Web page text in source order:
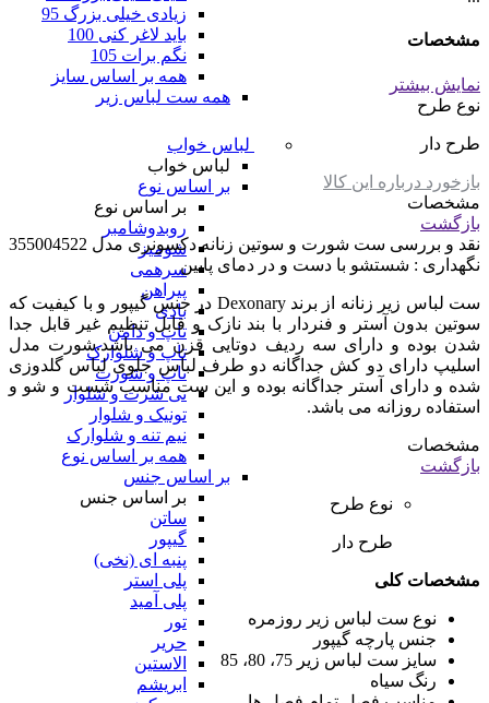
زیادی خیلی بزرگ 95
باید لاغر کنی 100
نگم برات 105
همه بر اساس سایز
همه ست لباس زیر
لباس خواب
لباس خواب
بر اساس نوع
بر اساس نوع
روبدوشامبر
شومیز
سرهمی
پیراهن
بادی
تاپ و دامن
تاپ و شلوارک
تاپ و شورت
تی شرت و شلوار
تونیک و شلوار
نیم تنه و شلوارک
همه بر اساس نوع
بر اساس جنس
بر اساس جنس
ساتن
گیپور
پنبه ای (نخی)
پلی استر
پلی آمید
تور
حریر
الاستین
ابریشم
مشخصات
نمایش بیشتر
نوع طرح
طرح دار
بازخورد درباره این کالا
مشخصات
بازگشت
نقد و بررسی ست شورت و سوتین زنانه دکسونری مدل 355004522
نگهداری : شستشو با دست و در دمای پایین
ست لباس زیر زنانه از برند Dexonary در جنس گیپور و با کیفیت که
سوتین بدون آستر و فنردار با بند نازک و قابل تنظیم غیر قابل جدا
شدن بوده و دارای سه ردیف دوتایی قزن می باشد.شورت مدل
اسلیپ دارای دو کش جداگانه دو طرف لباس جلوی لباس گلدوزی
شده و دارای آستر جداگانه بوده و این ست مناسب شست و شو و
استفاده روزانه می باشد.
مشخصات
بازگشت
نوع طرح
طرح دار
مشخصات کلی
نوع ست لباس زیر روزمره
جنس پارچه گیپور
سایز ست لباس زیر 75، 80، 85
رنگ سیاه